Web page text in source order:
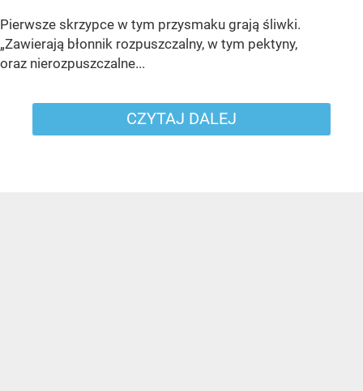
Pierwsze skrzypce w tym przysmaku grają śliwki.
„Zawierają błonnik rozpuszczalny, w tym pektyny,
oraz nierozpuszczalne...
CZYTAJ DALEJ